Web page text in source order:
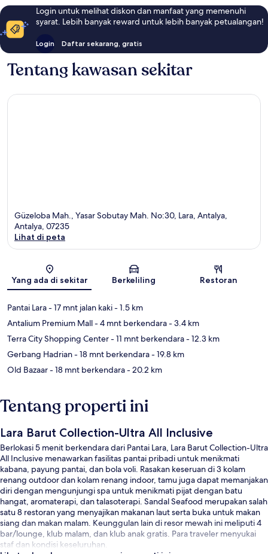
Login untuk melihat diskon dan manfaat yang memenuhi
syarat. Lebih banyak reward untuk lebih banyak petualangan!
Login Daftar sekarang, gratis
Tentang kawasan sekitar
Güzeloba Mah., Yasar Sobutay Mah. No:30, Lara, Antalya,
Antalya, 07235
Lihat di peta
Yang ada di sekitar Berkeliling Restoran
Pantai Lara- 17 mnt jalan kaki- 1.5 km
Antalium Premium Mall- 4 mnt berkendara- 3.4 km
Terra City Shopping Center- 11 mnt berkendara- 12.3 km
Gerbang Hadrian- 18 mnt berkendara- 19.8 km
Old Bazaar- 18 mnt berkendara- 20.2 km
Tentang properti ini
Lara Barut Collection-Ultra All Inclusive
Berlokasi 5 menit berkendara dari Pantai Lara, Lara Barut Collection-Ultra
All Inclusive menawarkan fasilitas pantai pribadi untuk menikmati
kabana, payung pantai, dan bola voli. Rasakan keseruan di 3 kolam
renang outdoor dan kolam renang indoor, tamu juga dapat memanjakan
diri dengan mengunjungi spa untuk menikmati pijat dengan batu
hangat, aromaterapi, dan talasoterapi. Sandal Seafood merupakan salah
satu 8 restoran yang menyajikan makanan laut serta buka untuk makan
siang dan makan malam. Keunggulan lain di resor mewah ini meliputi 4
bar/lounge, klub malam, dan klub anak gratis. Para traveler menyukai
staf dan kondisi keseluruhan.